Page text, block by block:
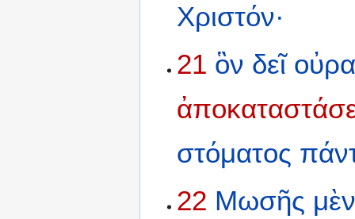
Χριστόν·
21 ὃν δεῖ
στόματος
22 Μωσῆς